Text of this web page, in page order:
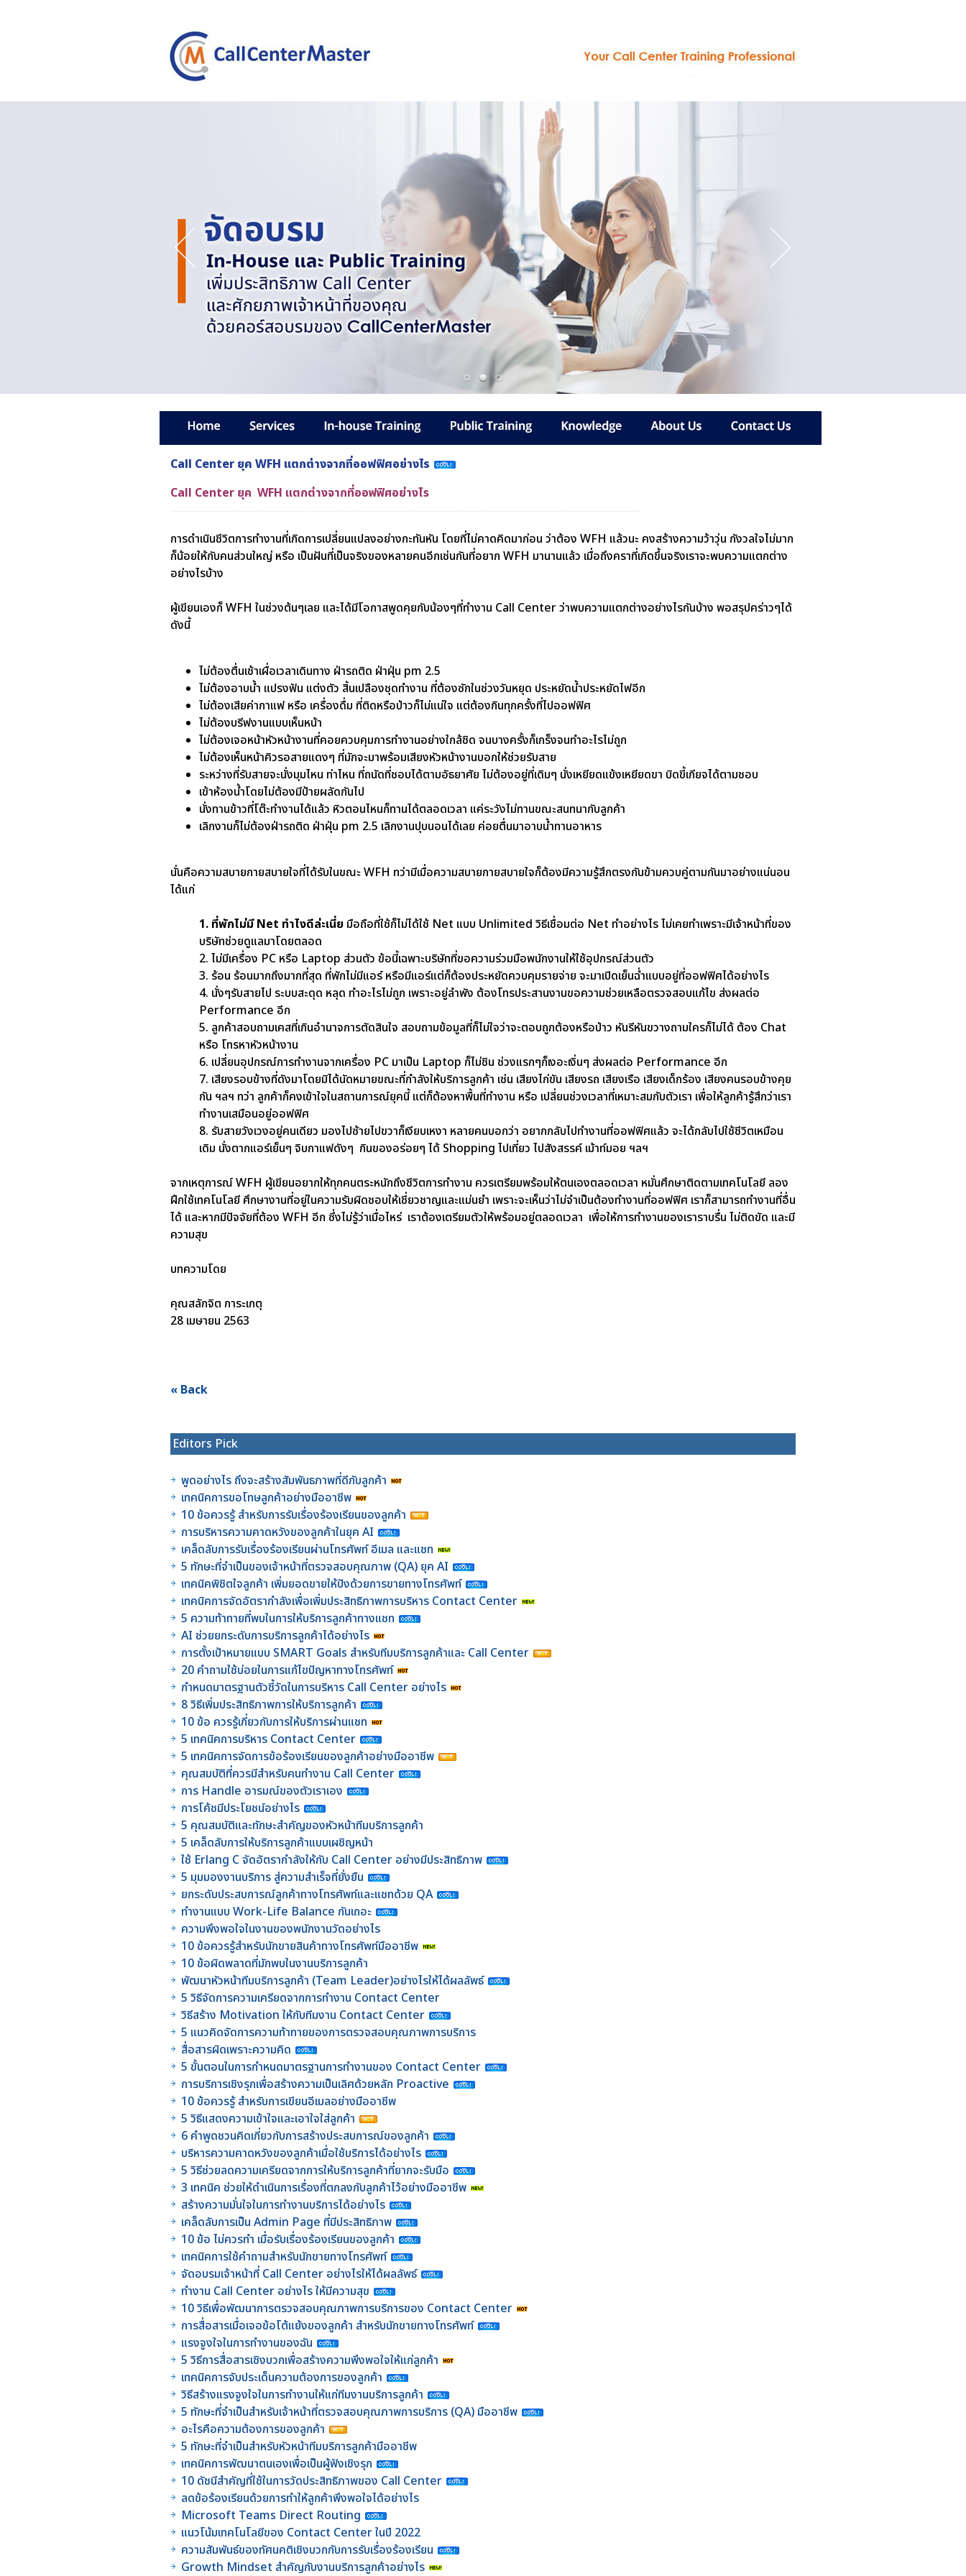
Call Center ยุค WFH แตกต่างจากที่ออฟฟิศอย่างไร
Call Center ยุค WFH แตกต่างจากที่ออฟฟิศอย่างไร
การดำเนินชีวิตการทำงานที่เกิดการเปลี่ยนแปลงอย่างกะทันหัน โดยที่ไม่คาดคิดมาก่อน ว่าต้อง WFH แล้วนะ คงสร้างความว้าวุ่น กังวลใจไม่มาก
ก็น้อยให้กับคนส่วนใหญ่ หรือ เป็นฝันที่เป็นจริงของหลายคนอีกเช่นกันที่อยาก WFH มานานแล้ว เมื่อถึงคราที่เกิดขึ้นจริงเราจะพบความแตกต่าง
อย่างไรบ้าง
ผู้เขียนเองก็ WFH ในช่วงต้นๆเลย และได้มีโอกาสพูดคุยกับน้องๆที่ทำงาน Call Center ว่าพบความแตกต่างอย่างไรกันบ้าง พอสรุปคร่าวๆได้
ดังนี้
ไม่ต้องตื่นเช้าเผื่อเวลาเดินทาง ฝ่ารถติด ฝ่าฝุ่น pm 2.5
ไม่ต้องอาบน้ำ แปรงฟัน แต่งตัว สิ้นเปลืองชุดทำงาน ที่ต้องซักในช่วงวันหยุด ประหยัดน้ำประหยัดไฟอีก
ไม่ต้องเสียค่ากาแฟ หรือ เครื่องดื่ม ที่ติดหรือป่าวก็ไม่แน่ใจ แต่ต้องกินทุกครั้งที่ไปออฟฟิศ
ไม่ต้องบรีฟงานแบบเห็นหน้า
ไม่ต้องเจอหน้าหัวหน้างานที่คอยควบคุมการทำงานอย่างใกล้ชิด จนบางครั้งก็เกร็งจนทำอะไรไม่ถูก
ไม่ต้องเห็นหน้าคิวรอสายแดงๆ ที่มักจะมาพร้อมเสียงหัวหน้างานบอกให้ช่วยรับสาย
ระหว่างที่รับสายจะนั่งมุมไหน ท่าไหน ที่ถนัดที่ชอบได้ตามอัธยาศัย ไม่ต้องอยู่ที่เดิมๆ นั่งเหยียดแข้งเหยียดขา บิดขี้เกียจได้ตามชอบ
เข้าห้องน้ำโดยไม่ต้องมีป้ายผลัดกันไป
นั่งทานข้าวที่โต๊ะทำงานได้แล้ว หิวตอนไหนก็ทานได้ตลอดเวลา แค่ระวังไม่ทานขณะสนทนากับลูกค้า
เลิกงานก็ไม่ต้องฝ่ารถติด ฝ่าฝุ่น pm 2.5 เลิกงานปุบนอนได้เลย ค่อยตื่นมาอาบน้ำทานอาหาร
นั่นคือความสบายกายสบายใจที่ได้รับในขณะ WFH ทว่ามีเมื่อความสบายกายสบายใจก็ต้องมีความรู้สึกตรงกันข้ามควบคู่ตามกันมาอย่างแน่นอน
ได้แก่
1. ที่พักไม่มี Net ทำไงดีล่ะเนี่ย มือถือที่ใช้ก็ไม่ได้ใช้ Net แบบ Unlimited วิธีเชื่อมต่อ Net ทำอย่างไร ไม่เคยทำเพราะมีเจ้าหน้าที่ของ
บริษัทช่วยดูแลมาโดยตลอด
2. ไม่มีเครื่อง PC หรือ Laptop ส่วนตัว ข้อนี้เฉพาะบริษัทที่ขอความร่วมมือพนักงานให้ใช้อุปกรณ์ส่วนตัว
3. ร้อน ร้อนมากถึงมากที่สุด ที่พักไม่มีแอร์ หรือมีแอร์แต่ก็ต้องประหยัดควบคุมรายจ่าย จะมาเปิดเย็นฉ่ำแบบอยู่ที่ออฟฟิศได้อย่างไร
4. นั่งๆรับสายไป ระบบสะดุด หลุด ทำอะไรไม่ถูก เพราะอยู่ลำพัง ต้องโทรประสานงานขอความช่วยเหลือตรวจสอบแก้ไข ส่งผลต่อ
Performance อีก
5. ลูกค้าสอบถามเคสที่เกินอำนาจการตัดสินใจ สอบถามข้อมูลที่ก็ไม่ใจว่าจะตอบถูกต้องหรือป่าว หันรีหันขวางถามใครก็ไม่ได้ ต้อง Chat
หรือ โทรหาหัวหน้างาน
6. เปลี่ยนอุปกรณ์การทำงานจากเครื่อง PC มาเป็น Laptop ก็ไม่ชิน ช่วงแรกๆก็เงอะเงิ่นๆ ส่งผลต่อ Performance อีก
7. เสียงรอบข้างที่ดังมาโดยมิได้นัดหมายขณะที่กำลังให้บริการลูกค้า เช่น เสียงไก่ขัน เสียงรถ เสียงเรือ เสียงเด็กร้อง เสียงคนรอบข้างคุย
กัน ฯลฯ ทว่า ลูกค้าก็คงเข้าใจในสถานการณ์ยุคนี้ แต่ก็ต้องหาพื้นที่ทำงาน หรือ เปลี่ยนช่วงเวลาที่เหมาะสมกับตัวเรา เพื่อให้ลูกค้ารู้สึกว่าเรา
ทำงานเสมือนอยู่ออฟฟิศ
8. รับสายวังเวงอยู่คนเดียว มองไปซ้ายไปขวาก็เงียบเหงา หลายคนบอกว่า อยากกลับไปทำงานที่ออฟฟิศแล้ว จะได้กลับไปใช้ชีวิตเหมือน
เดิม นั่งตากแอร์เย็นๆ จิบกาแฟดังๆ กินของอร่อยๆ ได้ Shopping ไปเที่ยว ไปสังสรรค์ เม้าท์มอย ฯลฯ
จากเหตุการณ์ WFH ผู้เขียนอยากให้ทุกคนตระหนักถึงชีวิตการทำงาน ควรเตรียมพร้อมให้ตนเองตลอดเวลา หมั่นศึกษาติดตามเทคโนโลยี ลอง
ฝึกใช้เทคโนโลยี ศึกษางานที่อยู่ในความรับผิดชอบให้เชี่ยวชาญและแม่นยำ เพราะจะเห็นว่าไม่จำเป็นต้องทำงานที่ออฟฟิศ เราก็สามารถทำงานที่อื่น
ได้ และหากมีปัจจัยที่ต้อง WFH อีก ซึ่งไม่รู้ว่าเมื่อไหร่ เราต้องเตรียมตัวให้พร้อมอยู่ตลอดเวลา เพื่อให้การทำงานของเราราบรื่น ไม่ติดขัด และมี
ความสุข
บทความโดย
คุณสลักจิต การะเกตุ
28 เมษายน 2563
« Back
Editors Pick
พูดอย่างไร ถึงจะสร้างสัมพันธภาพที่ดีกับลูกค้า
เทคนิคการขอโทษลูกค้าอย่างมืออาชีพ
10 ข้อควรรู้ สำหรับการรับเรื่องร้องเรียนของลูกค้า
การบริหารความคาดหวังของลูกค้าในยุค AI
เคล็ดลับการรับเรื่องร้องเรียนผ่านโทรศัพท์ อีเมล และแชท
5 ทักษะที่จำเป็นของเจ้าหน้าที่ตรวจสอบคุณภาพ (QA) ยุค AI
เทคนิคพิชิตใจลูกค้า เพิ่มยอดขายให้ปังด้วยการขายทางโทรศัพท์
เทคนิคการจัดอัตรากำลังเพื่อเพิ่มประสิทธิภาพการบริหาร Contact Center
5 ความท้าทายที่พบในการให้บริการลูกค้าทางแชท
AI ช่วยยกระดับการบริการลูกค้าได้อย่างไร
การตั้งเป้าหมายแบบ SMART Goals สำหรับทีมบริการลูกค้าและ Call Center
20 คำถามใช้บ่อยในการแก้ไขปัญหาทางโทรศัพท์
กำหนดมาตรฐานตัวชี้วัดในการบริหาร Call Center อย่างไร
8 วิธีเพิ่มประสิทธิภาพการให้บริการลูกค้า
10 ข้อ ควรรู้เกี่ยวกับการให้บริการผ่านแชท
5 เทคนิคการบริหาร Contact Center
5 เทคนิคการจัดการข้อร้องเรียนของลูกค้าอย่างมืออาชีพ
คุณสมบัติที่ควรมีสำหรับคนทำงาน Call Center
การ Handle อารมณ์ของตัวเราเอง
การโค้ชมีประโยชน์อย่างไร
5 คุณสมบัติและทักษะสำคัญของหัวหน้าทีมบริการลูกค้า
5 เคล็ดลับการให้บริการลูกค้าแบบเผชิญหน้า
ใช้ Erlang C จัดอัตรากำลังให้กับ Call Center อย่างมีประสิทธิภาพ
5 มุมมองงานบริการ สู่ความสำเร็จที่ยั่งยืน
ยกระดับประสบการณ์ลูกค้าทางโทรศัพท์และแชทด้วย QA
ทำงานแบบ Work-Life Balance กันเถอะ
ความพึงพอใจในงานของพนักงานวัดอย่างไร
10 ข้อควรรู้สำหรับนักขายสินค้าทางโทรศัพท์มืออาชีพ
10 ข้อผิดพลาดที่มักพบในงานบริการลูกค้า
พัฒนาหัวหน้าทีมบริการลูกค้า (Team Leader)อย่างไรให้ได้ผลลัพธ์
5 วิธีจัดการความเครียดจากการทำงาน Contact Center
วิธีสร้าง Motivation ให้กับทีมงาน Contact Center
5 แนวคิดจัดการความท้าทายของการตรวจสอบคุณภาพการบริการ
สื่อสารผิดเพราะความคิด
5 ขั้นตอนในการกำหนดมาตรฐานการทำงานของ Contact Center
การบริการเชิงรุกเพื่อสร้างความเป็นเลิศด้วยหลัก Proactive
10 ข้อควรรู้ สำหรับการเขียนอีเมลอย่างมืออาชีพ
5 วิธีแสดงความเข้าใจและเอาใจใส่ลูกค้า
6 คำพูดชวนคิดเกี่ยวกับการสร้างประสบการณ์ของลูกค้า
บริหารความคาดหวังของลูกค้าเมื่อใช้บริการได้อย่างไร
5 วิธีช่วยลดความเครียดจากการให้บริการลูกค้าที่ยากจะรับมือ
3 เทคนิค ช่วยให้ดำเนินการเรื่องที่ตกลงกับลูกค้าไว้อย่างมืออาชีพ
สร้างความมั่นใจในการทำงานบริการได้อย่างไร
เคล็ดลับการเป็น Admin Page ที่มีประสิทธิภาพ
10 ข้อ ไม่ควรทำ เมื่อรับเรื่องร้องเรียนของลูกค้า
เทคนิคการใช้คำถามสำหรับนักขายทางโทรศัพท์
จัดอบรมเจ้าหน้าที่ Call Center อย่างไรให้ได้ผลลัพธ์
ทำงาน Call Center อย่างไร ให้มีความสุข
10 วิธีเพื่อพัฒนาการตรวจสอบคุณภาพการบริการของ Contact Center
การสื่อสารเมื่อเจอข้อโต้แย้งของลูกค้า สำหรับนักขายทางโทรศัพท์
แรงจูงใจในการทำงานของฉัน
5 วิธีการสื่อสารเชิงบวกเพื่อสร้างความพึงพอใจให้แก่ลูกค้า
เทคนิคการจับประเด็นความต้องการของลูกค้า
วิธีสร้างแรงจูงใจในการทำงานให้แก่ทีมงานบริการลูกค้า
5 ทักษะที่จำเป็นสำหรับเจ้าหน้าที่ตรวจสอบคุณภาพการบริการ (QA) มืออาชีพ
อะไรคือความต้องการของลูกค้า
5 ทักษะที่จำเป็นสำหรับหัวหน้าทีมบริการลูกค้ามืออาชีพ
เทคนิคการพัฒนาตนเองเพื่อเป็นผู้ฟังเชิงรุก
10 ดัชนีสำคัญที่ใช้ในการวัดประสิทธิภาพของ Call Center
ลดข้อร้องเรียนด้วยการทำให้ลูกค้าพึงพอใจได้อย่างไร
Microsoft Teams Direct Routing
แนวโน้มเทคโนโลยีของ Contact Center ในปี 2022
ความสัมพันธ์ของทัศนคติเชิงบวกกับการรับเรื่องร้องเรียน
Growth Mindset สำคัญกับงานบริการลูกค้าอย่างไร